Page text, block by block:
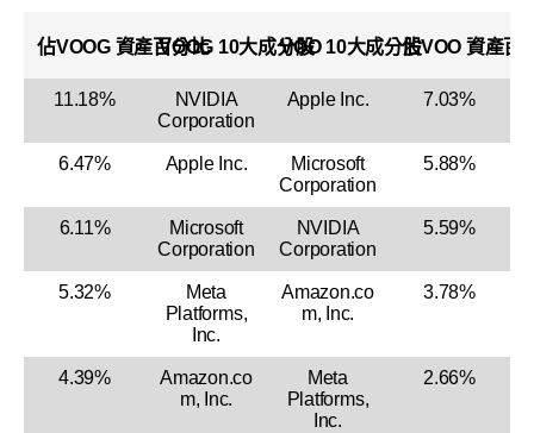
佔VOOG資產百分比
VOOG 10大成分股VOO 10大成分股佔VOO 資產百
11.18%
NVIDIA
Corporation
Apple Inc. 7.03%
6.47% Apple Inc.
Microsoft
Corporation
5.88%
6.11%
Microsoft
Corporation
NVIDIA
Corporation
5.59%
5.32%
Meta
Platforms,
Inc.
Amazon.co
m, Inc.
3.78%
4.39%
Amazon.co
m, Inc.
Meta
Platforms,
Inc.
2.66%